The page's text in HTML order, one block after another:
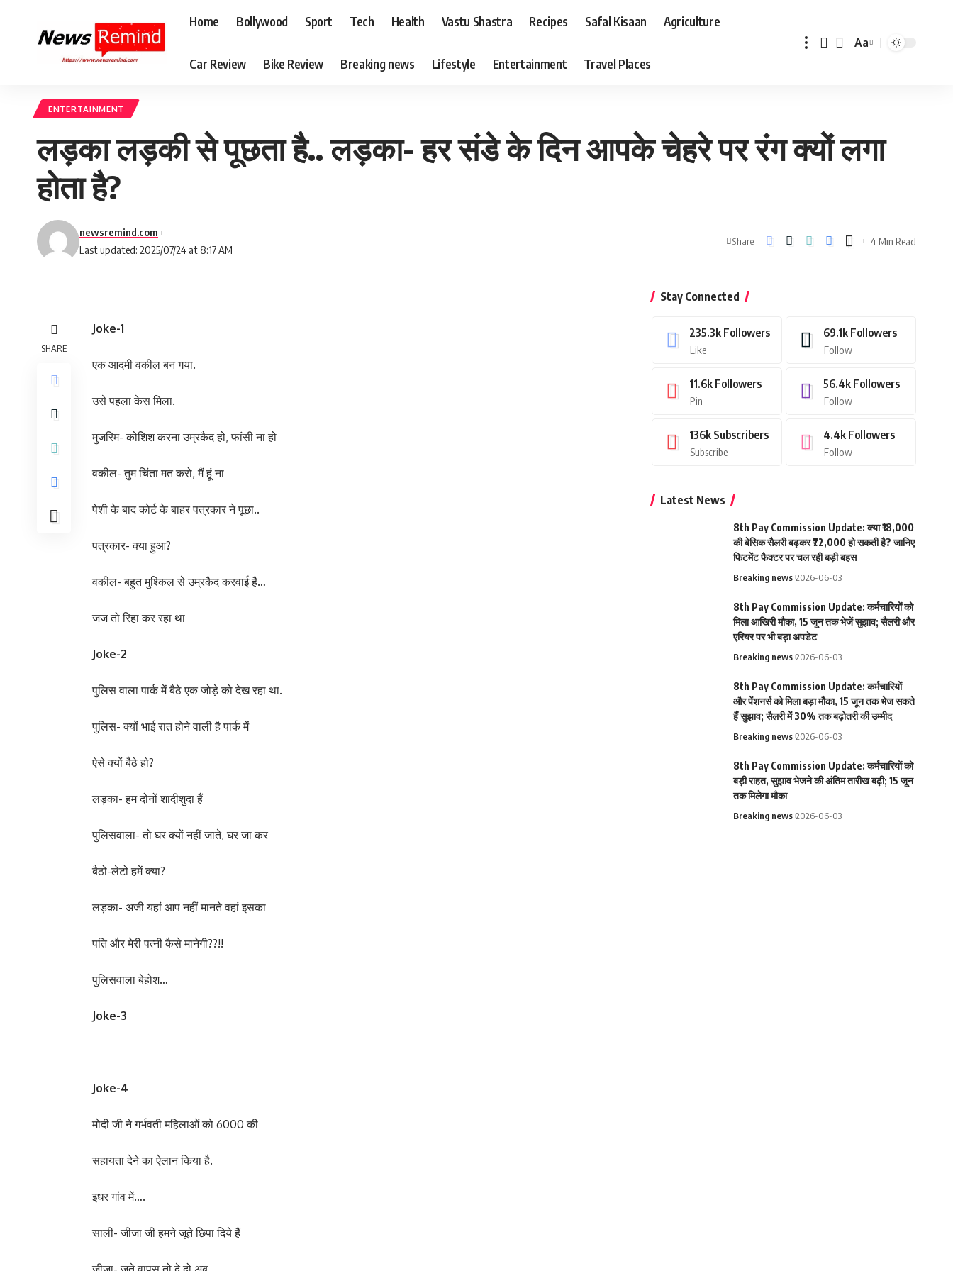
Home Bollywood Sport Tech Health Vastu Shastra Recipes Safal Kisaan Agriculture
Car Review Bike Review Breaking news Lifestyle Entertainment Travel Places
Font
Aa
ENTERTAINMENT
लड़का लड़की से पूछता है.. लड़का- हर संडे के दिन आपके चेहरे पर रंग क्यों लगा
होता है?
Last updated: 2025/07/24 at 8:17 AM
newsremind.com
Share 4 Min Read
SHARE
Joke-1
एक आदमी वकील बन गया.
उसे पहला केस मिला.
मुजरिम- कोशिश करना उम्रकैद हो, फांसी ना हो
वकील- तुम चिंता मत करो, मैं हूं ना
पेशी के बाद कोर्ट के बाहर पत्रकार ने पूछा..
पत्रकार- क्या हुआ?
वकील- बहुत मुश्किल से उम्रकैद करवाई है…
जज तो रिहा कर रहा था
Joke-2
पुलिस वाला पार्क में बैठे एक जोड़े को देख रहा था.
पुलिस- क्यों भाई रात होने वाली है पार्क में
ऐसे क्यों बैठे हो?
लड़का- हम दोनों शादीशुदा हैं
पुलिसवाला- तो घर क्यों नहीं जाते, घर जा कर
बैठो-लेटो हमें क्या?
लड़का- अजी यहां आप नहीं मानते वहां इसका
पति और मेरी पत्नी कैसे मानेगी??!!
पुलिसवाला बेहोश…
Joke-3
Joke-4
मोदी जी ने गर्भवती महिलाओं को 6000 की
सहायता देने का ऐलान किया है.
इधर गांव में….
साली- जीजा जी हमने जूते छिपा दिये हैं
Stay Connected
235.3k Followers
Like
69.1k Followers
Follow
11.6k Followers
Pin
56.4k Followers
Follow
136k Subscribers
Subscribe
4.4k Followers
Follow
Latest News
8th Pay Commission Update: क्या ₹18,000
की बेसिक सैलरी बढ़कर ₹72,000 हो सकती है? जानिए
फिटमेंट फैक्टर पर चल रही बड़ी बहस
Breaking news 2026-06-03
8th Pay Commission Update: कर्मचारियों को
मिला आखिरी मौका, 15 जून तक भेजें सुझाव; सैलरी और
एरियर पर भी बड़ा अपडेट
Breaking news 2026-06-03
8th Pay Commission Update: कर्मचारियों
और पेंशनर्स को मिला बड़ा मौका, 15 जून तक भेज सकते
हैं सुझाव; सैलरी में 30% तक बढ़ोतरी की उम्मीद
Breaking news 2026-06-03
8th Pay Commission Update: कर्मचारियों को
बड़ी राहत, सुझाव भेजने की अंतिम तारीख बढ़ी; 15 जून
तक मिलेगा मौका
Breaking news 2026-06-03